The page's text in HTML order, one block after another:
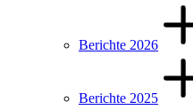
Berichte 2026
Berichte 2025